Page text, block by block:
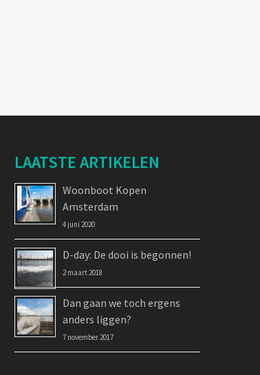
LAATSTE ARTIKELEN
Woonboot Kopen
Amsterdam
4 juni 2020
D-day: De dooi is begonnen!
2 maart 2018
Dan gaan we toch ergens
anders liggen?
7 november 2017